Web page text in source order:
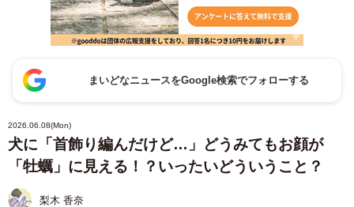
まいどなニュースをGoogle検索でフォローする
2026.06.08(Mon)
犬に「首飾り編んだけど…」どうみてもお顔が
「牡蠣」に見える！？いったいどういうこと？
梨木 香奈